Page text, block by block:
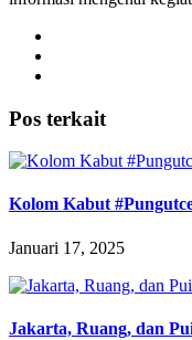
Pos terkait
Kolom Kabut
Januari 17, 2025
Jakarta, Ruang, dan